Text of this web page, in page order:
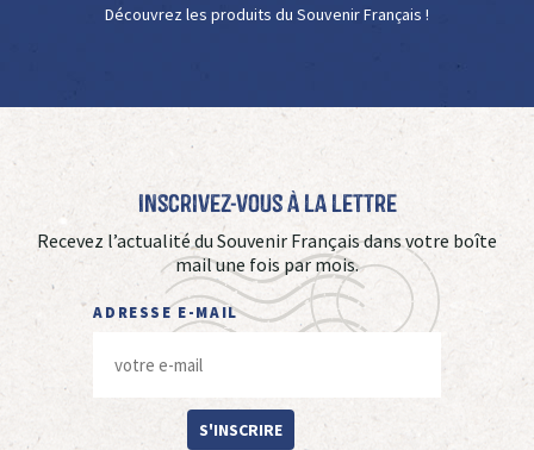
Découvrez les produits du Souvenir Français !
Inscrivez-vous à La Lettre
Recevez l’actualité du Souvenir Français dans votre boîte
mail une fois par mois.
ADRESSE E-MAIL
S'INSCRIRE